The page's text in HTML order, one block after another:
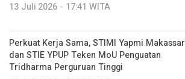
13 Juli 2026 - 17:41 WITA
Perkuat Kerja Sama, STIMI Yapmi Makassar
dan STIE YPUP Teken MoU Penguatan
Tridharma Perguruan Tinggi